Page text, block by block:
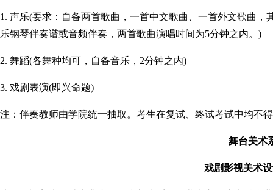
1. 声乐(要求：自备两首歌曲，一首中文歌曲、一首外文歌曲
乐钢琴伴奏谱或音频伴奏，两首歌曲演唱时间为5分钟之内。)
2. 舞蹈(各舞种均可，自备音乐，2分钟之内)
3. 戏剧表演(即兴命题)
注：伴奏教师由学院统一抽取。考生在复试、终试考试中均不
舞台美术
戏剧影视美术